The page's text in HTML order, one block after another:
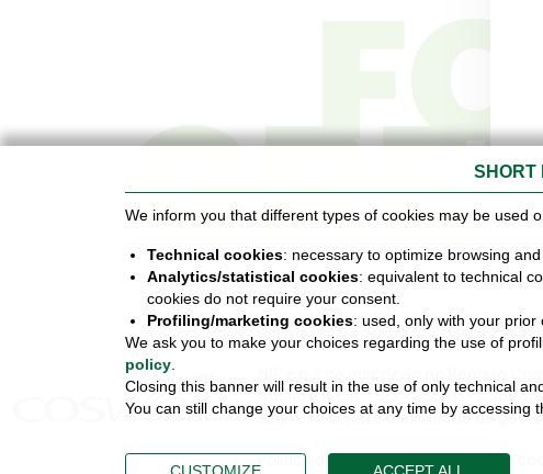
COSWELL SPA - Via P.
Número R.E.A. : BO – 336611 -
Empresa sujeita à atividade de
Política de privacidade Política de
SHORT
We inform you that different types of cookies may be used
Technical cookies: necessary to optimize browsing
Analytics/statistical cookies: equivalent to technical
cookies do not require your consent.
Profiling/marketing cookies: used, only with your
We ask you to make your choices regarding the use of
policy
Closing this banner will result in the use of only technical
You can still change your choices at any time by accessing